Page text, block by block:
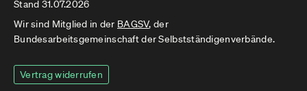
Stand 31.07.2026
Wir sind Mitglied in der BAGSV, der
Bundesarbeitsgemeinschaft der Selbstständigenverbände.
Vertrag widerrufen